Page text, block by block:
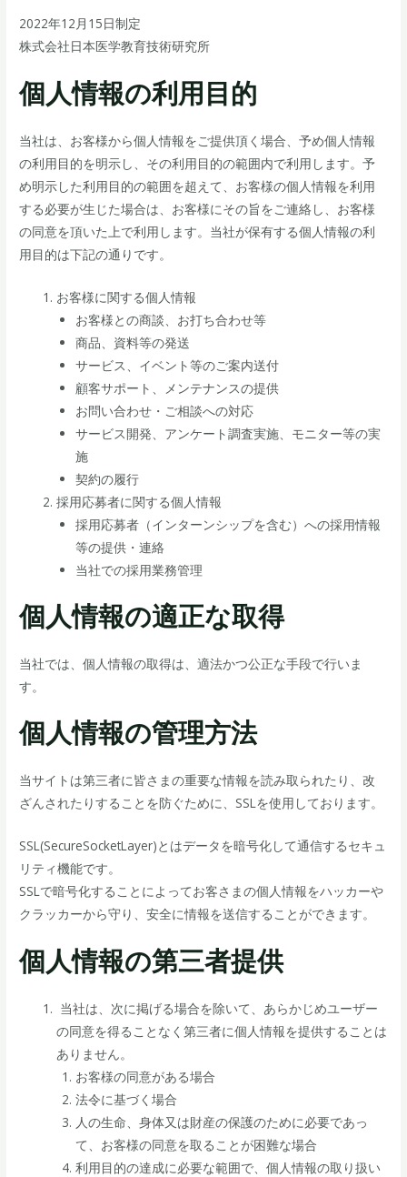
2022年12月15日制定
株式会社日本医学教育技術研究所
個人情報の利用目的
当社は、お客様から個人情報をご提供頂く場合、予め個人情報
の利用目的を明示し、その利用目的の範囲内で利用します。予
め明示した利用目的の範囲を超えて、お客様の個人情報を利用
する必要が生じた場合は、お客様にその旨をご連絡し、お客様
の同意を頂いた上で利用します。当社が保有する個人情報の利
用目的は下記の通りです。
お客様に関する個人情報
お客様との商談、お打ち合わせ等
商品、資料等の発送
サービス、イベント等のご案内送付
顧客サポート、メンテナンスの提供
お問い合わせ・ご相談への対応
サービス開発、アンケート調査実施、モニター等の実
施
契約の履行
採用応募者に関する個人情報
採用応募者（インターンシップを含む）への採用情報
等の提供・連絡
当社での採用業務管理
個人情報の適正な取得
当社では、個人情報の取得は、適法かつ公正な手段で行いま
す。
個人情報の管理方法
当サイトは第三者に皆さまの重要な情報を読み取られたり、改
ざんされたりすることを防ぐために、SSLを使用しております。
SSL(SecureSocketLayer)とはデータを暗号化して通信するセキュ
リティ機能です。
SSLで暗号化することによってお客さまの個人情報をハッカーや
クラッカーから守り、安全に情報を送信することができます。
個人情報の第三者提供
当社は、次に掲げる場合を除いて、あらかじめユーザー
の同意を得ることなく第三者に個人情報を提供することは
ありません。
お客様の同意がある場合
法令に基づく場合
人の生命、身体又は財産の保護のために必要であっ
て、お客様の同意を取ることが困難な場合
利用目的の達成に必要な範囲で、個人情報の取り扱い